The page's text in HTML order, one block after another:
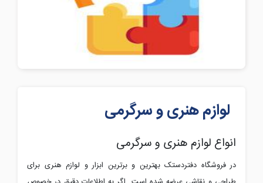
لوازم هنری و سرگرمی
انواع لوازم هنری و سرگرمی
در فروشگاه دفتردستک بهترین و برترین ابزار و لوازم هنری برای